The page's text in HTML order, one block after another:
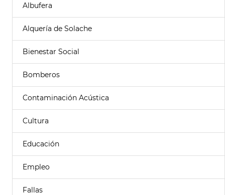
Albufera
Alquería de Solache
Bienestar Social
Bomberos
Contaminación Acústica
Cultura
Educación
Empleo
Fallas